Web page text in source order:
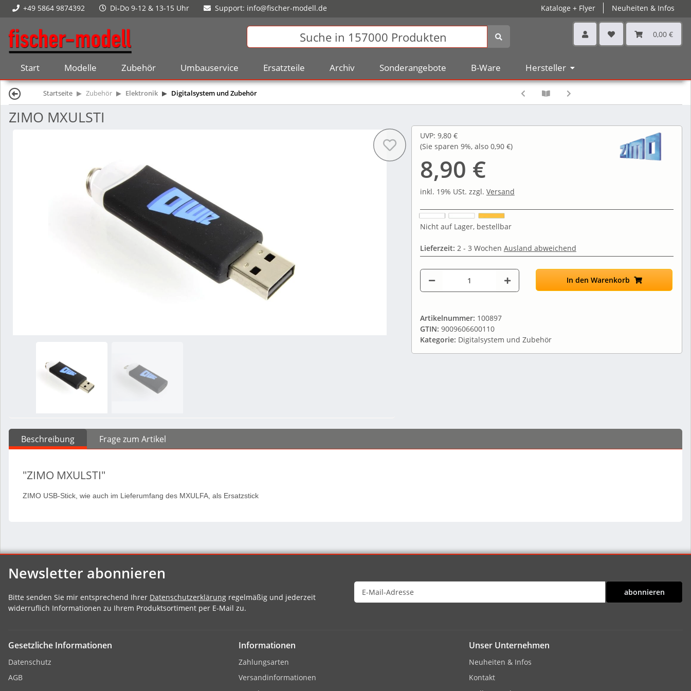
Kataloge + Flyer Neuheiten & Infos
+49 5864 9874392 Di-Do 9-12 & 13-15 Uhr Support: info@fischer-modell.de
0,00 €
Start Modelle Zubehör Umbauservice Ersatzteile Archiv Sonderangebote B-Ware Hersteller
Startseite Zubehör Elektronik Digitalsystem und Zubehör
ZIMO MXULSTI
UVP: 9,80 €
(Sie sparen 9%, also 0,90 €)
8,90 €
inkl. 19% USt. zzgl. Versand
Nicht auf Lager, bestellbar
Lieferzeit: 2 - 3 Wochen Ausland abweichend
In den Warenkorb
Artikelnummer: 100897
GTIN: 9009606600110
Kategorie: Digitalsystem und Zubehör
Beschreibung Frage zum Artikel
"ZIMO MXULSTI"
ZIMO USB-Stick, wie auch im Lieferumfang des MXULFA, als Ersatzstick
Newsletter abonnieren
Bitte senden Sie mir entsprechend Ihrer Datenschutzerklärung regelmäßig und jederzeit
widerruflich Informationen zu Ihrem Produktsortiment per E-Mail zu.
abonnieren
Gesetzliche Informationen
Datenschutz
AGB
Informationen
Zahlungsarten
Versandinformationen
Unser Unternehmen
Neuheiten & Infos
Kontakt